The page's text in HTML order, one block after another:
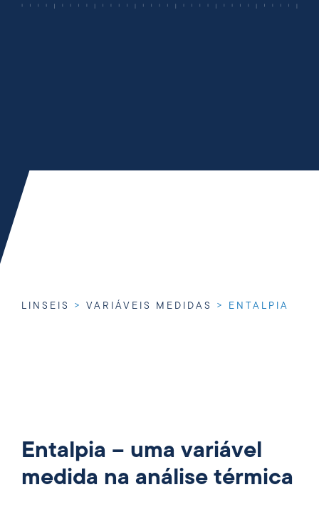
LINSEIS > VARIÁVEIS MEDIDAS > ENTALPIA
Entalpia – uma variável
medida na análise térmica